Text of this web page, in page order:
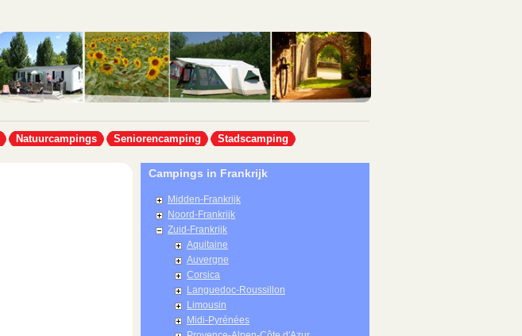
Natuurcampings Seniorencamping Stadscamping
Campings in Frankrijk
Midden-Frankrijk
Noord-Frankrijk
Zuid-Frankrijk
Aquitaine
Auvergne
Corsica
Languedoc-Roussillon
Limousin
Midi-Pyrénées